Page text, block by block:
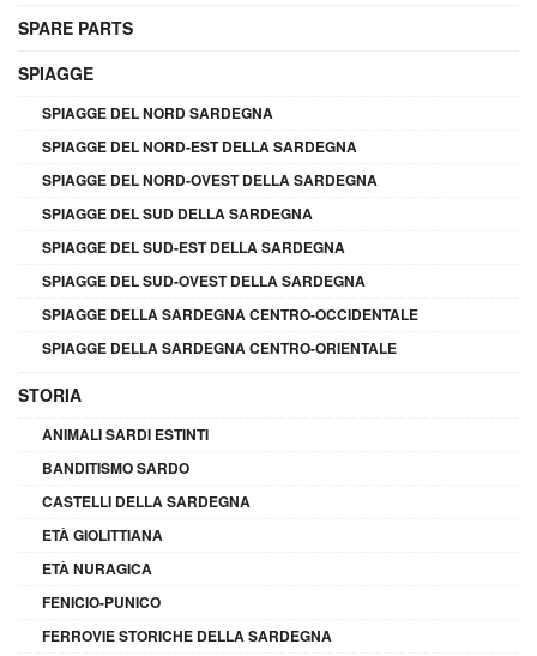
SPARE PARTS
SPIAGGE
SPIAGGE DEL NORD SARDEGNA
SPIAGGE DEL NORD-EST DELLA SARDEGNA
SPIAGGE DEL NORD-OVEST DELLA SARDEGNA
SPIAGGE DEL SUD DELLA SARDEGNA
SPIAGGE DEL SUD-EST DELLA SARDEGNA
SPIAGGE DEL SUD-OVEST DELLA SARDEGNA
SPIAGGE DELLA SARDEGNA CENTRO-OCCIDENTALE
SPIAGGE DELLA SARDEGNA CENTRO-ORIENTALE
STORIA
ANIMALI SARDI ESTINTI
BANDITISMO SARDO
CASTELLI DELLA SARDEGNA
ETÀ GIOLITTIANA
ETÀ NURAGICA
FENICIO-PUNICO
FERROVIE STORICHE DELLA SARDEGNA